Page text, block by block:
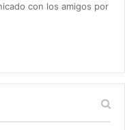
con los amigos por